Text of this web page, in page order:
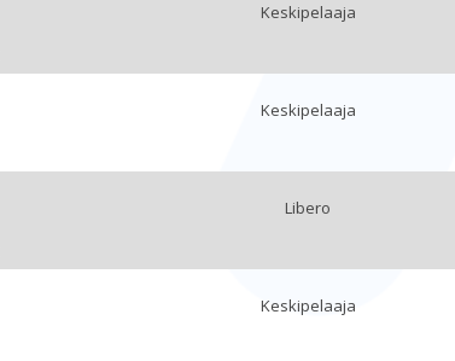
Keskipelaaja
Keskipelaaja
Libero
Keskipelaaja